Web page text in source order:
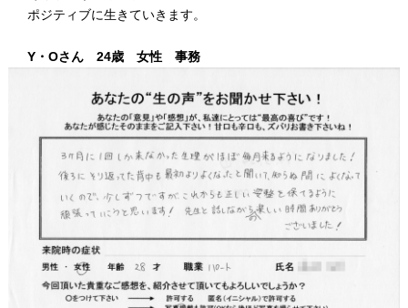
ポジティブに生きていきます。
Y・Oさん 24歳 女性 事務